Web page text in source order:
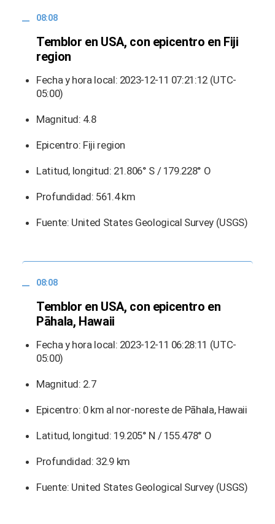
08:08
Temblor en USA, con epicentro en Fiji
region
Fecha y hora local: 2023-12-11 07:21:12 (UTC-
05:00)
Magnitud: 4.8
Epicentro: Fiji region
Latitud, longitud: 21.806° S / 179.228° O
Profundidad: 561.4 km
Fuente: United States Geological Survey (USGS)
08:08
Temblor en USA, con epicentro en
Pāhala, Hawaii
Fecha y hora local: 2023-12-11 06:28:11 (UTC-
05:00)
Magnitud: 2.7
Epicentro: 0 km al nor-noreste de Pāhala, Hawaii
Latitud, longitud: 19.205° N / 155.478° O
Profundidad: 32.9 km
Fuente: United States Geological Survey (USGS)